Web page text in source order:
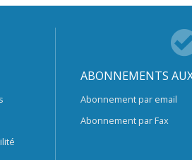
ABONNEMENTS
Abonnement par email
Abonnement par Fax